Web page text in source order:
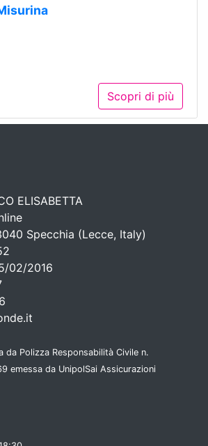
Scopri di più
ELISABETTA
Specchia (Lecce, Italy)
02/2016
da Polizza Responsabilità Civile n.
emessa da UnipolSai Assicurazioni